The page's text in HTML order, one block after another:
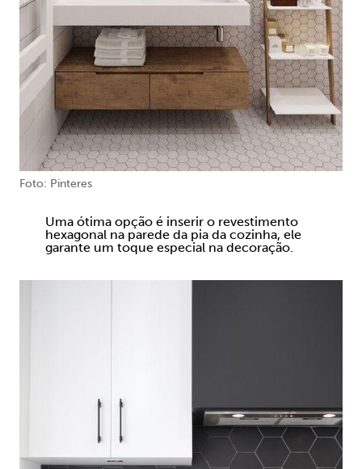
Foto: Pinteres
Uma ótima opção é inserir o revestimento
hexagonal na parede da pia da cozinha, ele
garante um toque especial na decoração.